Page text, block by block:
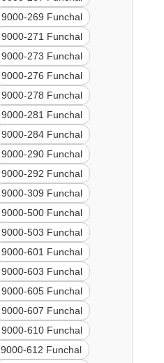
9000-269 Funchal
9000-271 Funchal
9000-273 Funchal
9000-276 Funchal
9000-278 Funchal
9000-281 Funchal
9000-284 Funchal
9000-290 Funchal
9000-292 Funchal
9000-309 Funchal
9000-500 Funchal
9000-503 Funchal
9000-601 Funchal
9000-603 Funchal
9000-605 Funchal
9000-607 Funchal
9000-610 Funchal
9000-612 Funchal